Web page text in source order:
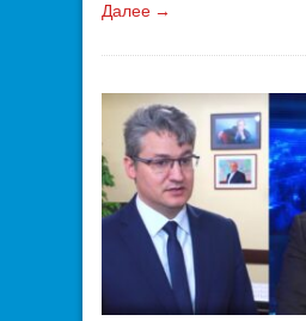
Далее →